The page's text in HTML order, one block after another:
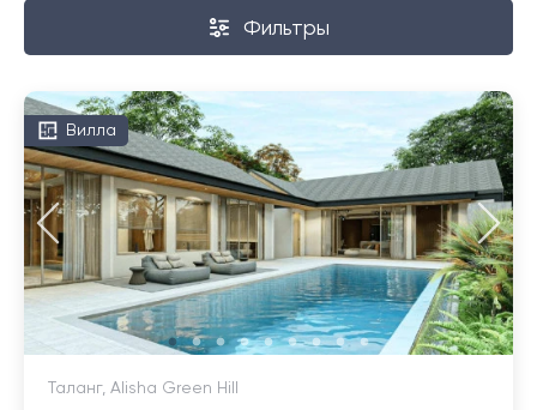
Фильтры
Вилла
Таланг, Alisha Green Hill